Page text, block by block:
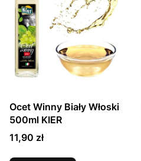
Ocet Winny Biały Włoski
500ml KIER
Cena
11,90 zł